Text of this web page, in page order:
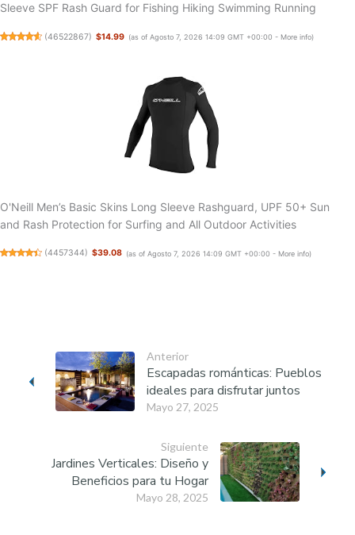
Sleeve SPF Rash Guard for Fishing Hiking Swimming Running
(46522867) $14.99 (as of Agosto 7, 2026 14:09 GMT +00:00 - More info)
O'Neill Men’s Basic Skins Long Sleeve Rashguard, UPF 50+ Sun
and Rash Protection for Surfing and All Outdoor Activities
(4457344) $39.08 (as of Agosto 7, 2026 14:09 GMT +00:00 - More info)
Anterior
Mayo 27, 2025
Escapadas románticas: Pueblos
ideales para disfrutar juntos
Siguiente
Mayo 28, 2025
Jardines Verticales: Diseño y
Beneficios para tu Hogar